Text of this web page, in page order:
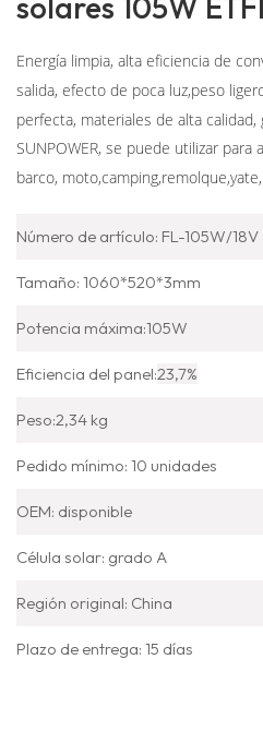
Energía limpia, alta eficiencia de
salida, efecto de poca luz,peso
perfecta, materiales de alta calidad,
SUNPOWER, se puede utilizar para
barco, moto,camping,remolque,yate,
Número de artículo: FL-105W/18V
Tamaño: 1060*520*3mm
Potencia máxima:105W
Eficiencia del panel:23,7%
Peso:2,34 kg
Pedido mínimo: 10 unidades
OEM: disponible
Célula solar: grado A
Región original: China
Plazo de entrega: 15 días